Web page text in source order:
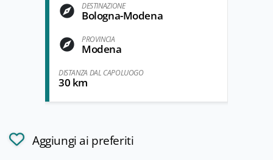
DESTINAZIONE
Bologna-Modena
PROVINCIA
Modena
DISTANZA DAL CAPOLUOGO
30 km
Aggiungi ai preferiti